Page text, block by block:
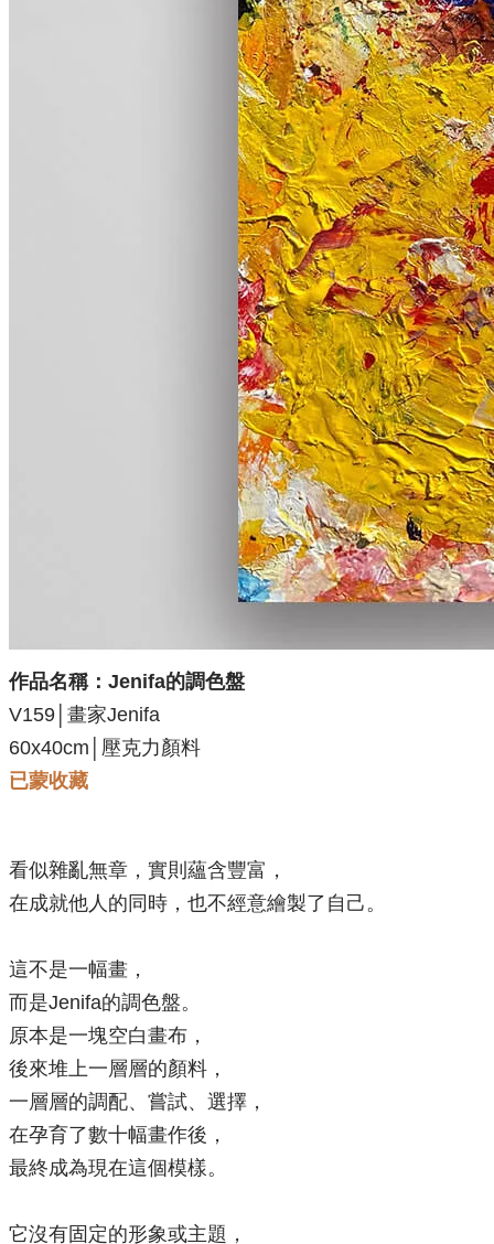
作品名稱：Jenifa的調色盤
V159 畫家Jenifa
60x40cm│壓克力顏料
已蒙收藏
看似雜亂無章，實則蘊含豐富，
在成就他人的同時，也不經意繪製了自己。
這不是一幅畫，
而是Jenifa的調色盤。
原本是一塊空白畫布，
後來堆上一層層的顏料，
一層層的調配、嘗試、選擇，
在孕育了數十幅畫作後，
最終成為現在這個模樣。
它沒有固定的形象或主題，